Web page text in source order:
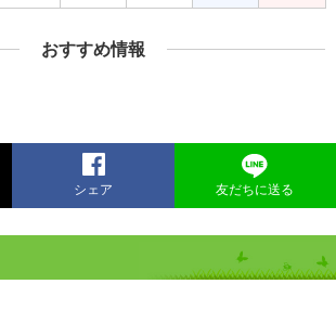
おすすめ情報
シェア 友だちに送る